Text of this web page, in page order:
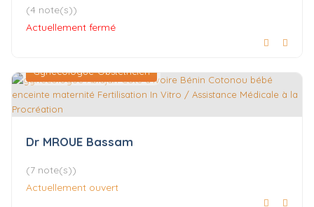
(4 note(s))
Actuellement fermé
Gynécologue-Obstétricien
Dr MROUE Bassam
(7 note(s))
Actuellement ouvert